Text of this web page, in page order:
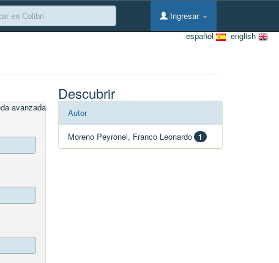
Ingresar
english
español
avanzada
Descubrir
Autor
1
Moreno Peyronel, Franco Leonardo